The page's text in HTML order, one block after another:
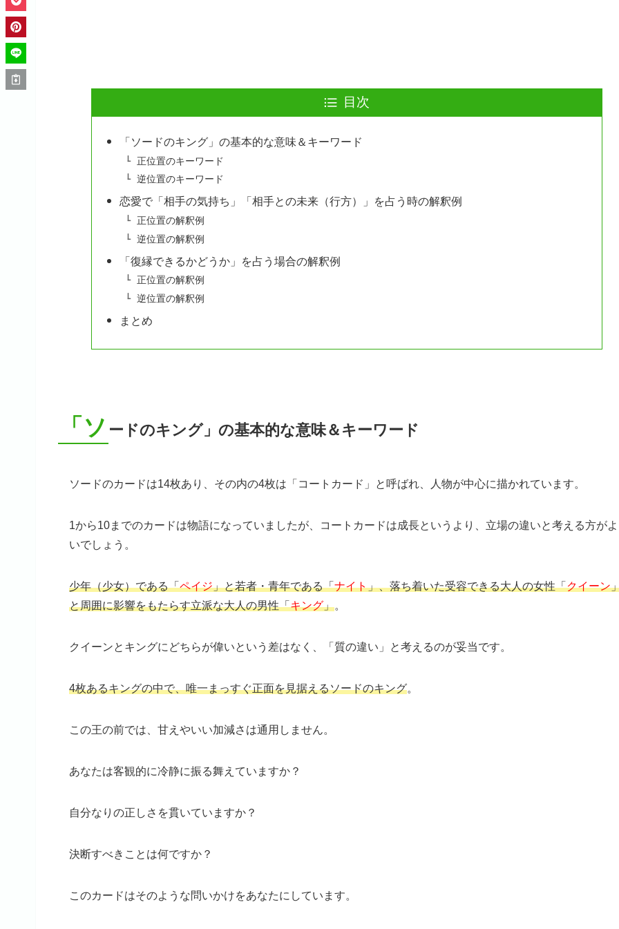
目次
「ソードのキング」の基本的な意味＆キーワード
正位置のキーワード
逆位置のキーワード
恋愛で「相手の気持ち」「相手との未来（行方）」を占う時の解釈例
正位置の解釈例
逆位置の解釈例
「復縁できるかどうか」を占う場合の解釈例
正位置の解釈例
逆位置の解釈例
まとめ
「ソ ードのキング」の基本的な意味＆キーワード
ソードのカードは14枚あり、その内の4枚は「コートカード」と呼ばれ、人物が中心に描かれています。
1から10までのカードは物語になっていましたが、コートカードは成長というより、立場の違いと考える方がよ
いでしょう。
少年（少女）である「ペイジ」と若者・青年である「ナイト」、落ち着いた受容できる大人の女性「クイーン
と周囲に影響をもたらす立派な大人の男性「キング」。
クイーンとキングにどちらが偉いという差はなく、「質の違い」と考えるのが妥当です。
4枚あるキングの中で、唯一まっすぐ正面を見据えるソードのキング。
この王の前では、甘えやいい加減さは通用しません。
あなたは客観的に冷静に振る舞えていますか？
自分なりの正しさを貫いていますか？
決断すべきことは何ですか？
このカードはそのような問いかけをあなたにしています。